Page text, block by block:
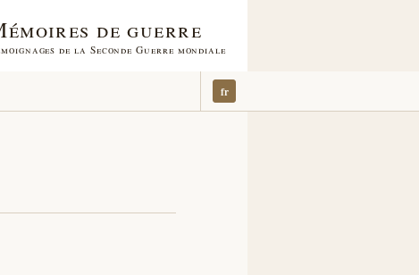
de guerre
de la Seconde Guerre mondiale
fr